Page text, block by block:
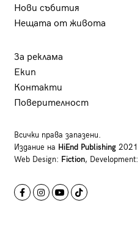
Нови събития
Нещата от живота
За реклама
Екип
Контакти
Поверителност
Всички права запазени.
Издание на HiEnd Publishing2021
Web Design: Fiction, Development: